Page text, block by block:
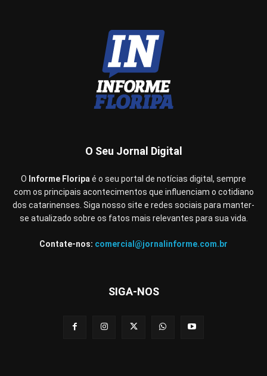
O Seu Jornal Digital
O Informe Floripa é o seu portal de notícias digital, sempre
com os principais acontecimentos que influenciam o cotidiano
dos catarinenses. Siga nosso site e redes sociais para manter-
se atualizado sobre os fatos mais relevantes para sua vida.
Contate-nos: comercial@jornalinforme.com.br
SIGA-NOS